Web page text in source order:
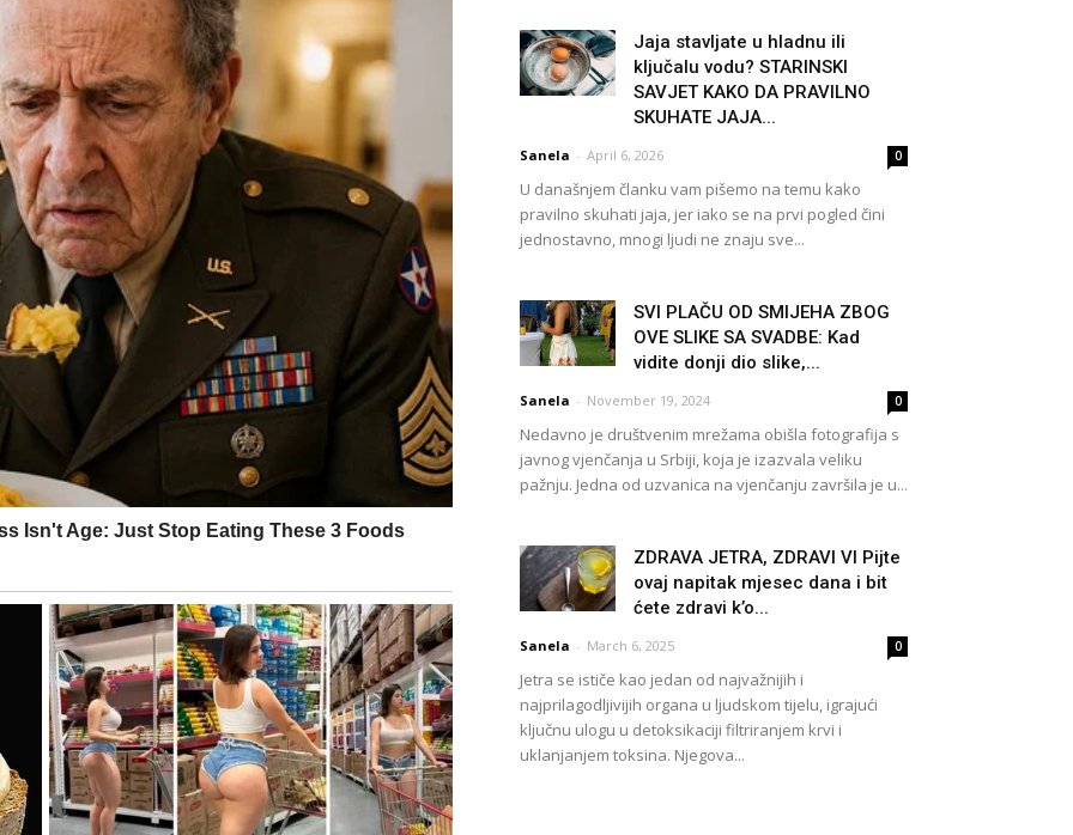
lijepim riječima. Jedan susjed primijetio je njezinu
tijekom kratkih susreta, iako je nije vidio posljednja četiri
svojom sestrom.” Tog dana žena se uspinjala
je stigla hitna pomoć. “Zanimalo nas je kod koga je
Jaja stavljate u hladnu ili
ključalu vodu? STARINSKI
SAVJET KAKO DA PRAVILNO
SKUHATE JAJA...
Sanela - April 6, 2026 0
U današnjem članku vam pišemo na temu kako
pravilno skuhati jaja, jer iako se na prvi pogled čini
jednostavno, mnogi ljudi ne znaju sve...
SVI PLAČU OD SMIJEHA ZBOG
OVE SLIKE SA SVADBE: Kad
vidite donji dio slike,...
Sanela - November 19, 2024 0
Nedavno je društvenim mrežama obišla fotografija s
javnog vjenčanja u Srbiji, koja je izazvala veliku
pažnju. Jedna od uzvanica na vjenčanju završila je u...
ZDRAVA JETRA, ZDRAVI VI Pijte
ovaj napitak mjesec dana i bit
ćete zdravi k’o...
Sanela - March 6, 2025 0
Jetra se ističe kao jedan od najvažnijih i
najprilagodljivijih organa u ljudskom tijelu, igrajući
ključnu ulogu u detoksikaciji filtriranjem krvi i
uklanjanjem toksina. Njegova...